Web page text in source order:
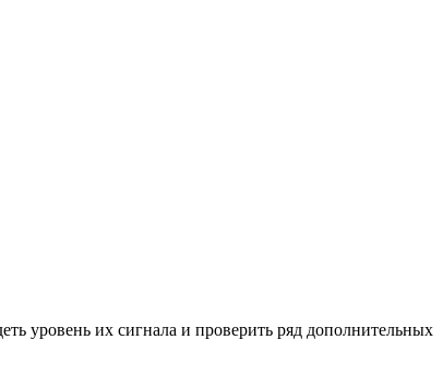
уровень их сигнала и проверить ряд дополнительных